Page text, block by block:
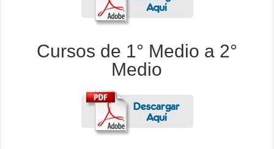
Cursos de 1° Medio a 2°
Medio